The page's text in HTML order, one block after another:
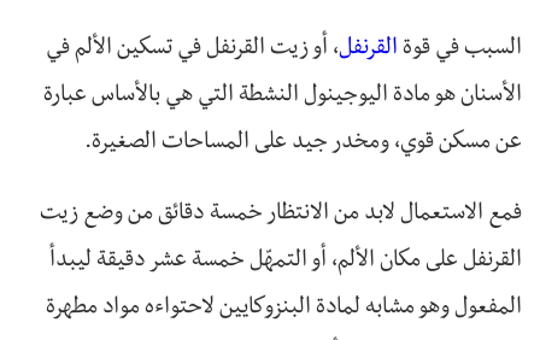
السبب في قوة القرنفل، أو زيت القرنفل في تسكين الألم في
الأسنان هو مادة اليوجينول النشطة التي هي بالأساس عبارة
عن مسكن قوي، ومخدر جيد على المساحات الصغيرة.
فمع الاستعمال لابد من الانتظار خمسة دقائق من وضع زيت
القرنفل على مكان الألم، أو التمهّل خمسة عشر دقيقة ليبدأ
المفعول وهو مشابه لمادة البنزوكايين لاحتواءه مواد مطهرة